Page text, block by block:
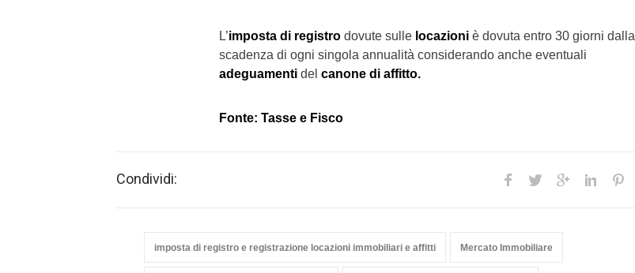
L’imposta di registro dovute sulle locazioni è dovuta entro 30 giorni dalla
scadenza di ogni singola annualità considerando anche eventuali
adeguamenti del canone di affitto.
Fonte: Tasse e Fisco
Condividi:
imposta di registro e registrazione locazioni immobiliari e affitti Mercato Immobiliare